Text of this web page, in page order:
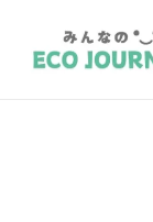
索